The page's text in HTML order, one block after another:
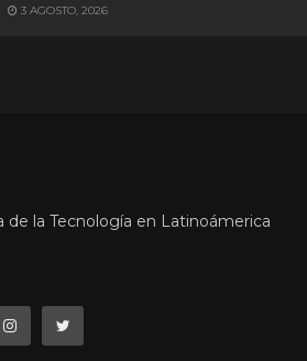
3 AGOSTO, 2026
de la Tecnología en Latinoámerica